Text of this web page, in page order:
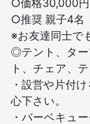
○価格30,000円
○推奨 親子4名
※お友達同士で
◎テント、ター
ト、チェア、
・設営や片付
心下さい。
・バーベキュ